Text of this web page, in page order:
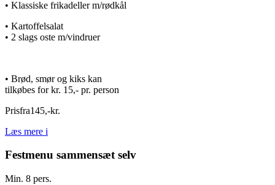
• Klassiske frikadeller m/rødkål
• Kartoffelsalat
• 2 slags oste m/vindruer
• Brød, smør og kiks kan
tilkøbes for kr. 15,- pr. person
Prisfra145,-kr.
Læs mere i
Festmenu sammensæt selv
Min. 8 pers.